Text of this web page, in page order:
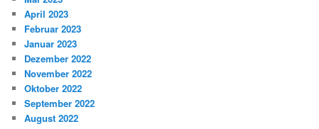
April 2023
Februar 2023
Januar 2023
Dezember 2022
November 2022
Oktober 2022
September 2022
August 2022